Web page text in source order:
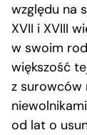
względu na
XVII i XVIII
w swoim
większość
z surowców
od lat o